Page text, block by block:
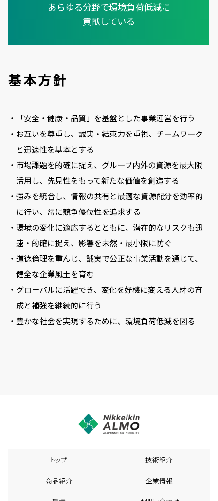
あらゆる分野で環境負荷低減に
貢献している
基本方針
・「安全・健康・品質」を基盤とした事業運営を行う
・お互いを尊重し、誠実・結束力を重視、チームワーク
と迅速性を基本とする
・市場課題を的確に捉え、グループ内外の資源を最大限
活用し、先見性をもって新たな価値を創造する
・強みを統合し、情報の共有と最適な資源配分を効率的
に行い、常に競争優位性を追求する
・環境の変化に適応するとともに、潜在的なリスクも迅
速・的確に捉え、影響を未然・最小限に防ぐ
・道徳倫理を重んじ、誠実で公正な事業活動を通じて、
健全な企業風土を育む
・グローバルに活躍でき、変化を好機に変える人財の育
成と補強を継続的に行う
・豊かな社会を実現するために、環境負荷低減を図る
トップ 技術紹介
商品紹介 企業情報